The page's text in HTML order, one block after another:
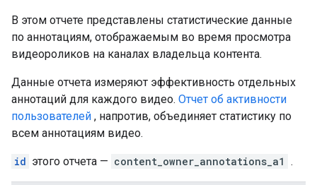
В этом отчете представлены статистические данные
по аннотациям, отображаемым во время просмотра
видеороликов на каналах владельца контента.
Данные отчета измеряют эффективность отдельных
аннотаций для каждого видео. Отчет об активности
пользователей , напротив, объединяет статистику по
всем аннотациям видео.
id этого отчета — content_owner_annotations_a1 .